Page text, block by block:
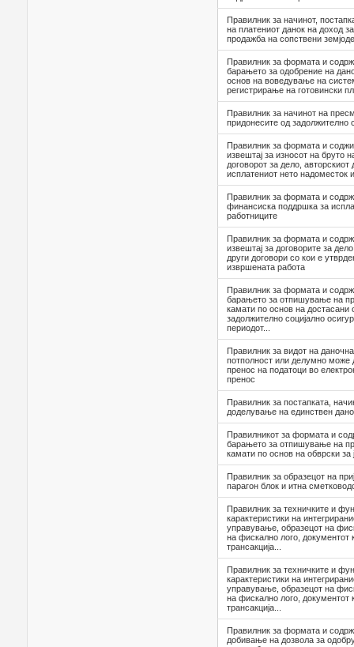
Правилник за начинот,
на платениот данок на доход
продажба на сопствени
Правилник за формата и
барањето за одобрение на
основ на воведување на
регистрирање на готовински
Правилник за начинот на
придонесите од задолжително
Правилник за формата и
извештај за износот на бруто
договорот за дело, авторскиoт
исплатениот нето надоместок
Правилник за формата и
финансиска поддршка за
работниците
Правилник за формата и
извештај за договорите за
други договори со кои е
извршената работа
Правилник за формата и
барањето за отпишување на
камати по основ на достасани
задолжително социјално
периодот...
Правилник за видот на
потполност или делумно може
пренос на податоци во
пренос
Правилник за постапката,
доделување на единствен
Правилникот за формата и
барањето за отпишување на
камати по основ на обврски за
Правилник за образецот на
парагон блок и итна
Правилник за техничките и
карактеристики на
управување, образецот на
на фискално лого, документот
трансакција...
Правилник за техничките и
карактеристики на
управување, образецот на
на фискално лого, документот
трансакција...
Правилник за формата и
добивање на дозвола за